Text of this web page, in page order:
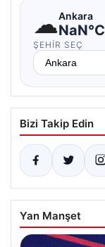
☁Ankara
NaN°C
ŞEHIR SEÇ
Bizi Takip Edin
Yan Manşet